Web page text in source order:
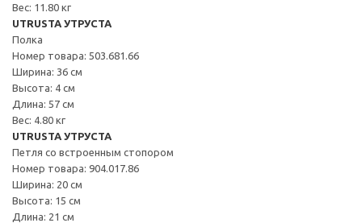
Вес: 11.80 кг
UTRUSTA УТРУСТА
Полка
Номер товара: 503.681.66
Ширина: 36 см
Высота: 4 см
Длина: 57 см
Вес: 4.80 кг
UTRUSTA УТРУСТА
Петля со встроенным стопором
Номер товара: 904.017.86
Ширина: 20 см
Высота: 15 см
Длина: 21 см